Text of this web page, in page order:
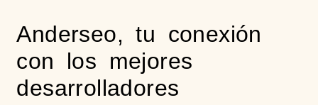
Anderseo, tu conexión
con los mejores
desarrolladores